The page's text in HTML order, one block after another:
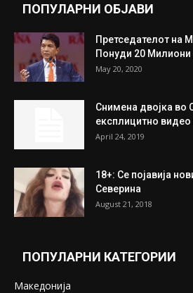
ПОПУЛАРНИ ОБЈАВИ
Претседателот на
Понуди 20
May 20, 2020
Снимена двојка во
експлицитно
April 24, 2019
18+: Се појавија
Северина
August 21, 2018
ПОПУЛАРНИ КАТЕГОРИИ
Македонија